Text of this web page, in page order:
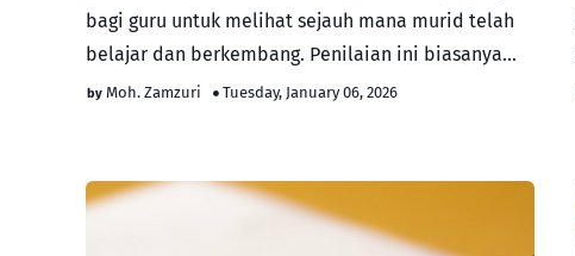
bagi guru untuk melihat sejauh mana murid telah
belajar dan berkembang. Penilaian ini biasanya
dilakukan setelah…
Moh. Zamzuri Tuesday, January 06, 2026